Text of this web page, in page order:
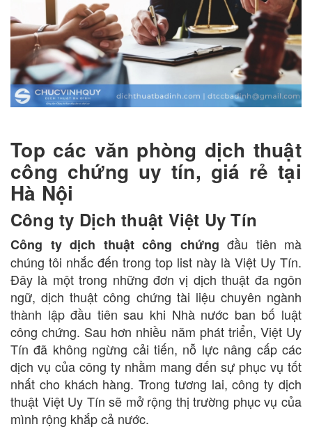
Top các văn phòng dịch thuật
công chứng uy tín, giá rẻ tại
Hà Nội
Công ty Dịch thuật Việt Uy Tín
Công ty dịch thuật công chứng đầu tiên mà
chúng tôi nhắc đến trong top list này là Việt Uy Tín.
Đây là một trong những đơn vị dịch thuật đa ngôn
ngữ, dịch thuật công chứng tài liệu chuyên ngành
thành lập đầu tiên sau khi Nhà nước ban bố luật
công chứng. Sau hơn nhiều năm phát triển, Việt Uy
Tín đã không ngừng cải tiến, nỗ lực nâng cấp các
dịch vụ của công ty nhằm mang đến sự phục vụ tốt
nhất cho khách hàng. Trong tương lai, công ty dịch
thuật Việt Uy Tín sẽ mở rộng thị trường phục vụ của
mình rộng khắp cả nước.